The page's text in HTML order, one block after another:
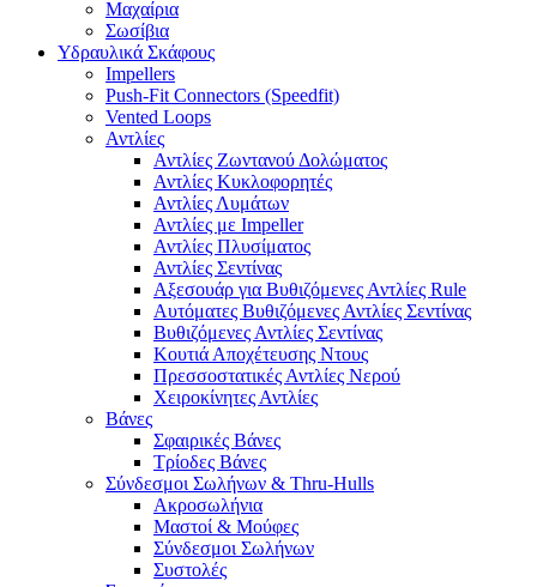
Μαχαίρια
Σωσίβια
Υδραυλικά Σκάφους
Impellers
Push-Fit Connectors (Speedfit)
Vented Loops
Αντλίες
Αντλίες Ζωντανού Δολώματος
Αντλίες Κυκλοφορητές
Αντλίες Λυμάτων
Αντλίες με Impeller
Αντλίες Πλυσίματος
Αντλίες Σεντίνας
Αξεσουάρ για Βυθιζόμενες Αντλίες Rule
Αυτόματες Βυθιζόμενες Αντλίες Σεντίνας
Βυθιζόμενες Αντλίες Σεντίνας
Κουτιά Αποχέτευσης Ντους
Πρεσσοστατικές Αντλίες Νερού
Χειροκίνητες Αντλίες
Βάνες
Σφαιρικές Βάνες
Τρίοδες Βάνες
Σύνδεσμοι Σωλήνων & Thru-Hulls
Ακροσωλήνια
Μαστοί & Μούφες
Σύνδεσμοι Σωλήνων
Συστολές